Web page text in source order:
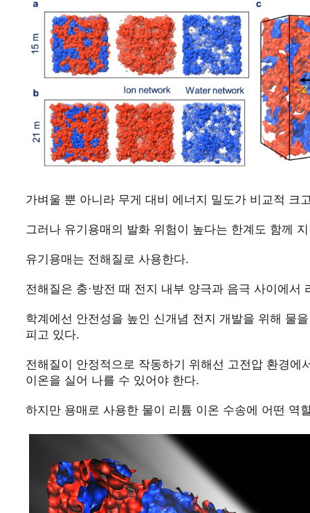
가벼울 뿐 아니라 무게 대비 에너지 밀도가 비교적 크
그러나 유기용매의 발화 위험이 높다는 한계도 함께
유기용매는 전해질로 사용한다.
전해질은 충·방전 때 전지 내부 양극과 음극 사이에서
학계에선 안전성을 높인 신개념 전지 개발을 위해 물
피고 있다.
전해질이 안정적으로 작동하기 위해선 고전압 환경에
이온을 실어 나를 수 있어야 한다.
하지만 용매로 사용한 물이 리튬 이온 수송에 어떤 역